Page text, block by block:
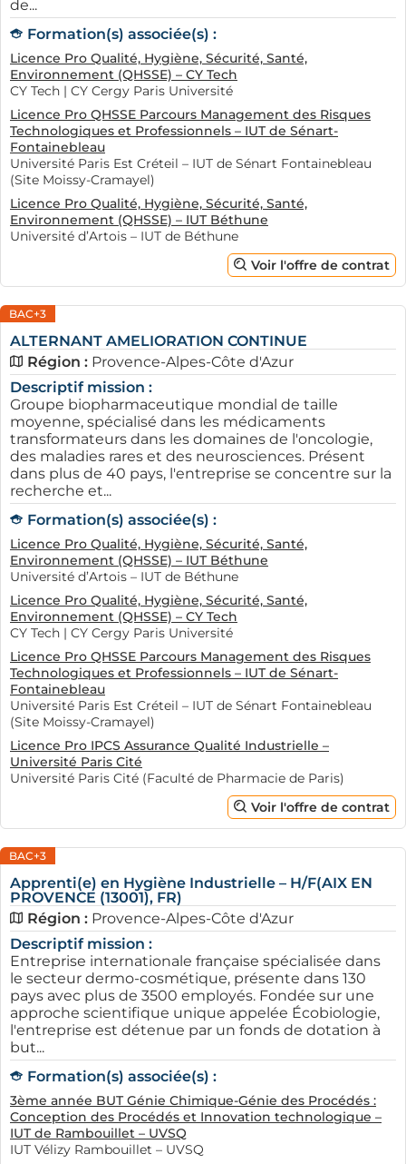
de...
Formation(s) associée(s) :
Licence Pro Qualité, Hygiène, Sécurité, Santé,
Environnement (QHSSE) – CY Tech
CY Tech | CY Cergy Paris Université
Licence Pro QHSSE Parcours Management des Risques
Technologiques et Professionnels – IUT de Sénart-
Fontainebleau
Université Paris Est Créteil – IUT de Sénart Fontainebleau
(Site Moissy-Cramayel)
Licence Pro Qualité, Hygiène, Sécurité, Santé,
Environnement (QHSSE) – IUT Béthune
Université d’Artois – IUT de Béthune
Voir l'offre de contrat
BAC+3
ALTERNANT AMELIORATION CONTINUE
Région : Provence-Alpes-Côte d'Azur
Descriptif mission :
Groupe biopharmaceutique mondial de taille
moyenne, spécialisé dans les médicaments
transformateurs dans les domaines de l'oncologie,
des maladies rares et des neurosciences. Présent
dans plus de 40 pays, l'entreprise se concentre sur la
recherche et...
Formation(s) associée(s) :
Licence Pro Qualité, Hygiène, Sécurité, Santé,
Environnement (QHSSE) – IUT Béthune
Université d’Artois – IUT de Béthune
Licence Pro Qualité, Hygiène, Sécurité, Santé,
Environnement (QHSSE) – CY Tech
CY Tech | CY Cergy Paris Université
Licence Pro QHSSE Parcours Management des Risques
Technologiques et Professionnels – IUT de Sénart-
Fontainebleau
Université Paris Est Créteil – IUT de Sénart Fontainebleau
(Site Moissy-Cramayel)
Licence Pro IPCS Assurance Qualité Industrielle –
Université Paris Cité
Université Paris Cité (Faculté de Pharmacie de Paris)
Voir l'offre de contrat
BAC+3
Apprenti(e) en Hygiène Industrielle – H/F(AIX EN
PROVENCE (13001), FR)
Région : Provence-Alpes-Côte d'Azur
Descriptif mission :
Entreprise internationale française spécialisée dans
le secteur dermo-cosmétique, présente dans 130
pays avec plus de 3500 employés. Fondée sur une
approche scientifique unique appelée Écobiologie,
l'entreprise est détenue par un fonds de dotation à
but...
Formation(s) associée(s) :
3ème année BUT Génie Chimique-Génie des Procédés :
Conception des Procédés et Innovation technologique –
IUT de Rambouillet – UVSQ
IUT Vélizy Rambouillet – UVSQ